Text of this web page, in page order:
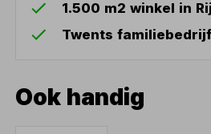
1.500 m2 winkel in
Twents
Ook handig